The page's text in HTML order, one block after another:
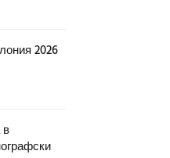
2026
в